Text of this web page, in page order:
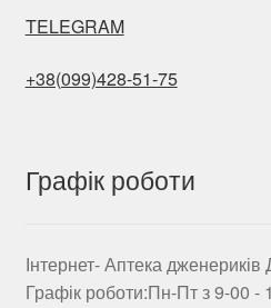
TELEGRAM
+38(099)428-51-75
Графік роботи
Інтернет- Аптека дженериків
Графік роботи:Пн-Пт з 9-00 -